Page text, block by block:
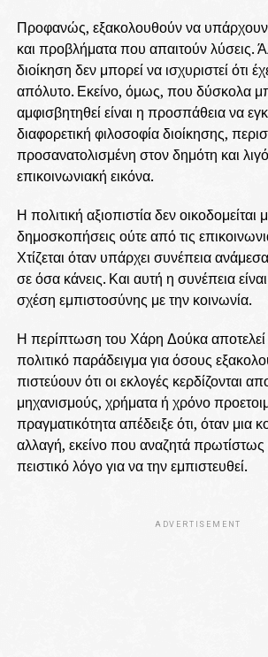
Προφανώς, εξακολουθούν να
και προβλήματα που απαιτούν λύσεις.
διοίκηση δεν μπορεί να ισχυριστεί ότι
απόλυτο. Εκείνο, όμως, που δύσκολα
αμφισβητηθεί είναι η προσπάθεια να
διαφορετική φιλοσοφία διοίκησης,
προσανατολισμένη στον δημότη και
επικοινωνιακή εικόνα.
Η πολιτική αξιοπιστία δεν οικοδομείται
δημοσκοπήσεις ούτε από τις
Χτίζεται όταν υπάρχει συνέπεια
σε όσα κάνεις. Και αυτή η συνέπεια
σχέση εμπιστοσύνης με την κοινωνία.
Η περίπτωση του Χάρη Δούκα αποτελεί
πολιτικό παράδειγμα για όσους
πιστεύουν ότι οι εκλογές κερδίζονται
μηχανισμούς, χρήματα ή χρόνο
πραγματικότητα απέδειξε ότι, όταν μια
αλλαγή, εκείνο που αναζητά πρωτίστως
πειστικό λόγο για να την εμπιστευθεί.
ADVERTISEMENT